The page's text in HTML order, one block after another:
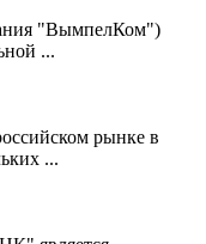
"ВымпелКом")
...
рынке в
...